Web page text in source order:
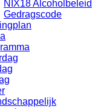
NIX18 Alcoholbeleid
Gedragscode